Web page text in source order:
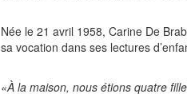
Née le 21 avril 1958, Carine De
sa vocation dans ses lectures
«À la maison, nous étions quatre